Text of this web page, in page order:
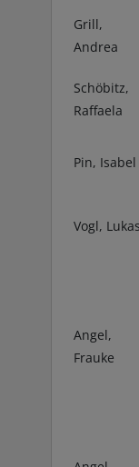
Grill,
Andrea
Schöbitz,
Raffaela
Pin, Isabel
Vogl, Lukas
Angel,
Frauke